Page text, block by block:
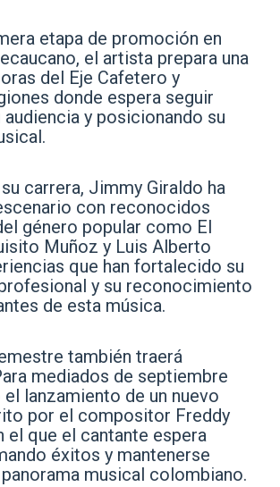
etapa de promoción en
el artista prepara una
del Eje Cafetero y
donde espera seguir
audiencia y posicionando su
carrera, Jimmy Giraldo ha
con reconocidos
género popular como El
Muñoz y Luis Alberto
que han fortalecido su
y su reconocimiento
de esta música.
también traerá
mediados de septiembre
lanzamiento de un nuevo
por el compositor Freddy
el que el cantante espera
éxitos y mantenerse
musical colombiano.